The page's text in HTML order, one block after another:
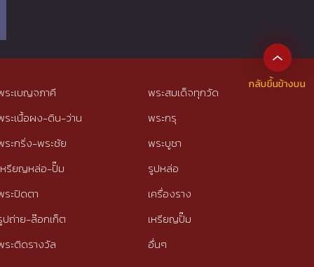
ระเบญจภาคี
ระเนื้อผง-ดิน-ว่าน
ระกริ่ง-พระชัย
หรียญหล่อ-ปั๊ม
ระปิดตา
ปถ่าย-ล๊อกเก็ต
ระติดรางวัล
พระสมเด็จทุกวัด
พระกรุ
พระบูชา
รูปหล่อ
เครื่องราง
เหรียญปั๊ม
อื่นๆ